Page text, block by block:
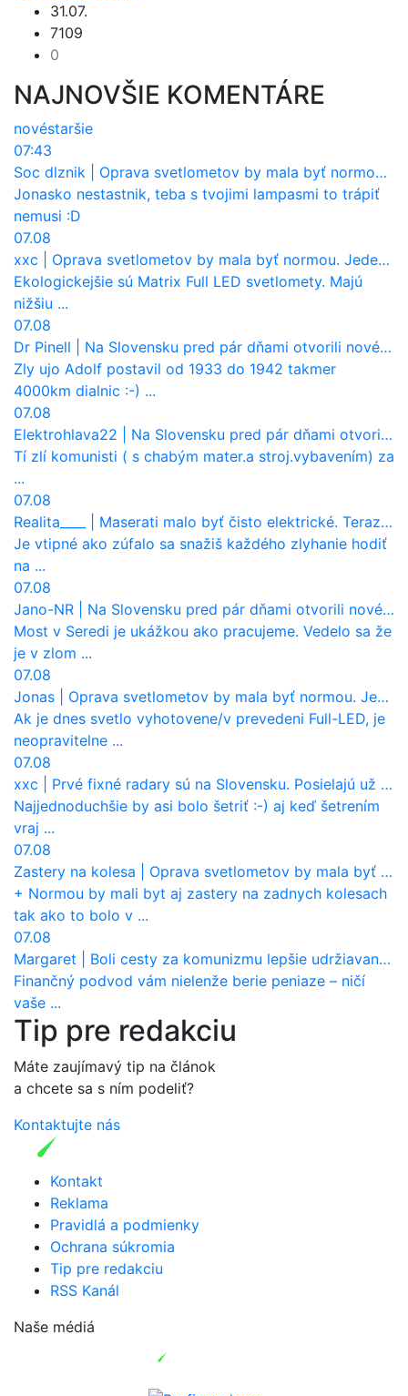
31.07.
7109
0
NAJNOVŠIE KOMENTÁRE
novéstaršie
07:43
Soc dlznik
Oprava svetlometov by mala byť normou. Jeden nový dnes stojí priemerne 1251 eur!
Jonasko nestastnik, teba s tvojimi lampasmi to trápiť
nemusi :D
07.08
xxc
Oprava svetlometov by mala byť normou. Jeden nový dnes stojí priemerne 1251 eur!
Ekologickejšie sú Matrix Full LED svetlomety. Majú
nižšiu ...
07.08
Dr Pinell
Na Slovensku pred pár dňami otvorili nové mosty, ktoré to sú?
Zly ujo Adolf postavil od 1933 do 1942 takmer
4000km dialnic :-) ...
07.08
Elektrohlava22
Na Slovensku pred pár dňami otvorili nové mosty, ktoré to sú?
Tí zlí komunisti ( s chabým mater.a stroj.vybavením) za
...
07.08
Realita____
Maserati malo byť čisto elektrické. Teraz zisťuje, že potrebuje nový osemvalcový motor
Je vtipné ako zúfalo sa snažiš každého zlyhanie hodiť
na ...
07.08
Jano-NR
Na Slovensku pred pár dňami otvorili nové mosty, ktoré to sú?
Most v Seredi je ukážkou ako pracujeme. Vedelo sa že
je v zlom ...
07.08
Jonas
Oprava svetlometov by mala byť normou. Jeden nový dnes stojí priemerne 1251 eur!
Ak je dnes svetlo vyhotovene/v prevedeni Full-LED, je
neopravitelne ...
07.08
xxc
Prvé fixné radary sú na Slovensku. Posielajú už pokuty? Ukáže ich Waze?
Najjednoduchšie by asi bolo šetriť :-) aj keď šetrením
vraj ...
07.08
Zastery na kolesa
Oprava svetlometov by mala byť normou. Jeden nový dnes stojí priemerne 1251 eur!
+ Normou by mali byt aj zastery na zadnych kolesach
tak ako to bolo v ...
07.08
Margaret
Boli cesty za komunizmu lepšie udržiavané ako dnes?
Finančný podvod vám nielenže berie peniaze – ničí
vaše ...
Tip pre redakciu
Máte zaujímavý tip na článok
a chcete sa s ním podeliť?
Kontaktujte nás
Kontakt
Reklama
Pravidlá a podmienky
Ochrana súkromia
Tip pre redakciu
RSS Kanál
Naše médiá